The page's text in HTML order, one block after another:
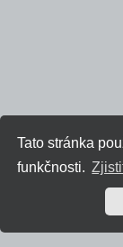
Tato stránka
funkčnosti.